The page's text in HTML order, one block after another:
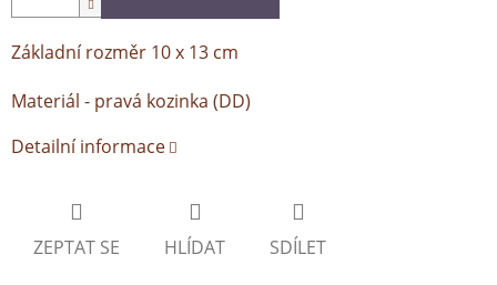
Základní rozměr 10 x 13 cm
Materiál - pravá kozinka (DD)
Detailní informace
ZEPTAT SE HLÍDAT SDÍLET